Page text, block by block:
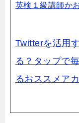
英検１級講師か
Twitterを活用
る？タップで
るおススメア